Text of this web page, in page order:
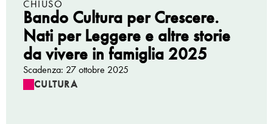
CHIUSO
Bando Cultura per Crescere.
Nati per Leggere e altre storie
da vivere in famiglia 2025
Scadenza: 27 ottobre 2025
CULTURA